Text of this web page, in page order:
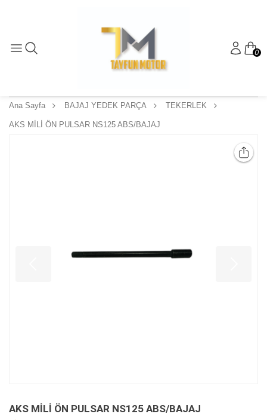
0
Ana Sayfa BAJAJ YEDEK PARÇA TEKERLEK
AKS MİLİ ÖN PULSAR NS125 ABS/BAJAJ
AKS MİLİ ÖN PULSAR NS125 ABS/BAJAJ